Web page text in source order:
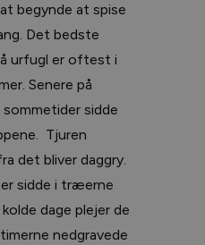
begynde at spise
Det bedste
urfugl er oftest i
Senere på
sommetider sidde
Tjuren
det bliver daggry.
sidde i træerne
dage plejer de
nedgravede